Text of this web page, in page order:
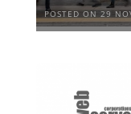
POSTED ON 29